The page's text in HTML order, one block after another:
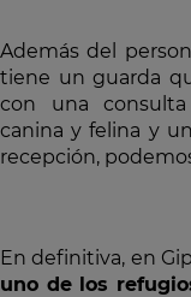
Además del
tiene un guarda
con una consulta
canina y felina y
recepción,
En definitiva, en
uno de los